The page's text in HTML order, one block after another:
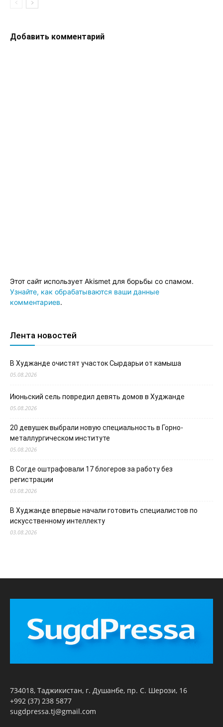
Добавить комментарий
Этот сайт использует Akismet для борьбы со спамом.
Узнайте, как обрабатываются ваши данные
комментариев.
Лента новостей
В Худжанде очистят участок Сырдарьи от камыша
05.08.2026
Июньский сель повредил девять домов в Худжанде
05.08.2026
20 девушек выбрали новую специальность в Горно-
металлургическом институте
05.08.2026
В Согде оштрафовали 17 блогеров за работу без
регистрации
03.08.2026
В Худжанде впервые начали готовить специалистов по
искусственному интеллекту
03.08.2026
734018, Таджикистан, г. Душанбе, пр. С. Шерози, 16
+992 (37) 238 5877
sugdpressa.tj@gmail.com